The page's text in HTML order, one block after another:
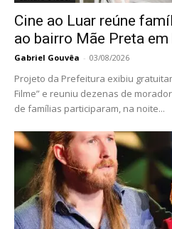
Cine ao Luar reúne
ao bairro Mãe Preta em
Gabriel Gouvêa - 03/08/2026
Projeto da Prefeitura exibiu
Filme” e reuniu dezenas de
de famílias participaram, na noite...